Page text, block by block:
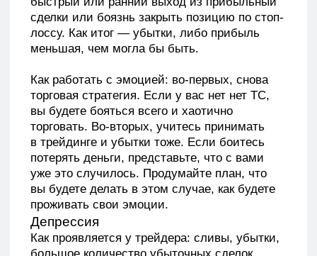
энтузиазм, мотивация, позитивный настрой.
Из-за этого убыточных сделок у трейдера
в разы больше, чем прибыльных.
Он попадает в порочный круг, загоняя себя
Как работать с эмоцией: остановиться.
Прекратить торговать на какое-то время,
не пытаться отбиться, забрать что-то
у рынка. Вы не справитесь с торговлей
в таком состоянии. Закройте терминал,
наберитесь сил, придите в себя, и только
тогда возвращайтесь в трейдинг. Всем нужно
отдыхать. Не забывайте об этом!
Нужно понимать, что любые промахи
и любые неудачи — важные ступени
роста.
Поэтому трейдеру стоит научиться
не паниковать по поводу потерь и неудач